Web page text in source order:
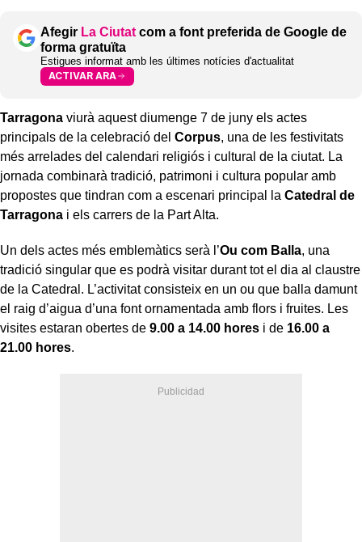
Afegir La Ciutat com a font preferida de Google de
forma gratuïta
Estigues informat amb les últimes notícies d'actualitat
ACTIVAR ARA
Tarragona viurà aquest diumenge 7 de juny els actes
principals de la celebració del Corpus, una de les festivitats
més arrelades del calendari religiós i cultural de la ciutat. La
jornada combinarà tradició, patrimoni i cultura popular amb
propostes que tindran com a escenari principal la Catedral de
Tarragona i els carrers de la Part Alta.
Un dels actes més emblemàtics serà l’Ou com Balla, una
tradició singular que es podrà visitar durant tot el dia al claustre
de la Catedral. L’activitat consisteix en un ou que balla damunt
el raig d’aigua d’una font ornamentada amb flors i fruites. Les
visites estaran obertes de 9.00 a 14.00 hores i de 16.00 a
21.00 hores.